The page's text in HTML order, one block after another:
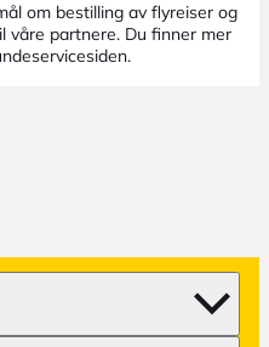
om bestilling av flyreiser og
våre partnere. Du finner mer